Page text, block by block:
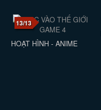
13/13
HOẠT HÌNH - ANIME